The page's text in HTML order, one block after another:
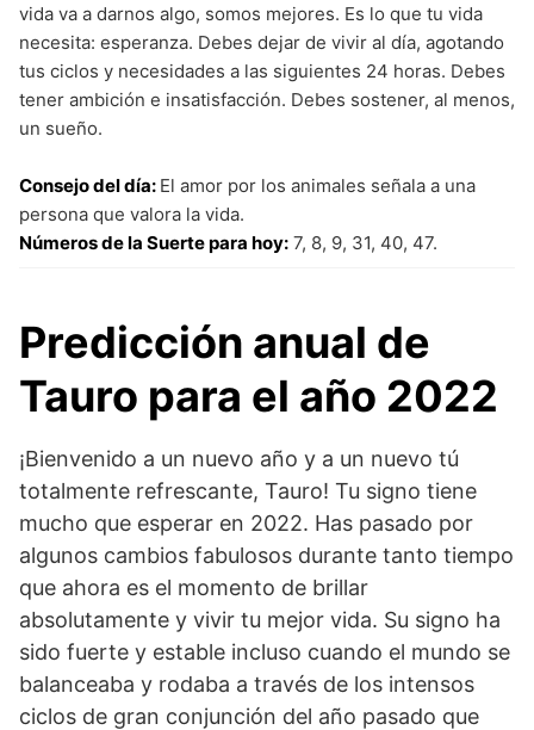
vida va a darnos algo, somos mejores. Es lo que tu vida
necesita: esperanza. Debes dejar de vivir al día, agotando
tus ciclos y necesidades a las siguientes 24 horas. Debes
tener ambición e insatisfacción. Debes sostener, al menos,
un sueño.
Consejo del día: El amor por los animales señala a una
persona que valora la vida.
Números de la Suerte para hoy: 7, 8, 9, 31, 40, 47.
Predicción anual de
Tauro para el año 2022
¡Bienvenido a un nuevo año y a un nuevo tú
totalmente refrescante, Tauro! Tu signo tiene
mucho que esperar en 2022. Has pasado por
algunos cambios fabulosos durante tanto tiempo
que ahora es el momento de brillar
absolutamente y vivir tu mejor vida. Su signo ha
sido fuerte y estable incluso cuando el mundo se
balanceaba y rodaba a través de los intensos
ciclos de gran conjunción del año pasado que